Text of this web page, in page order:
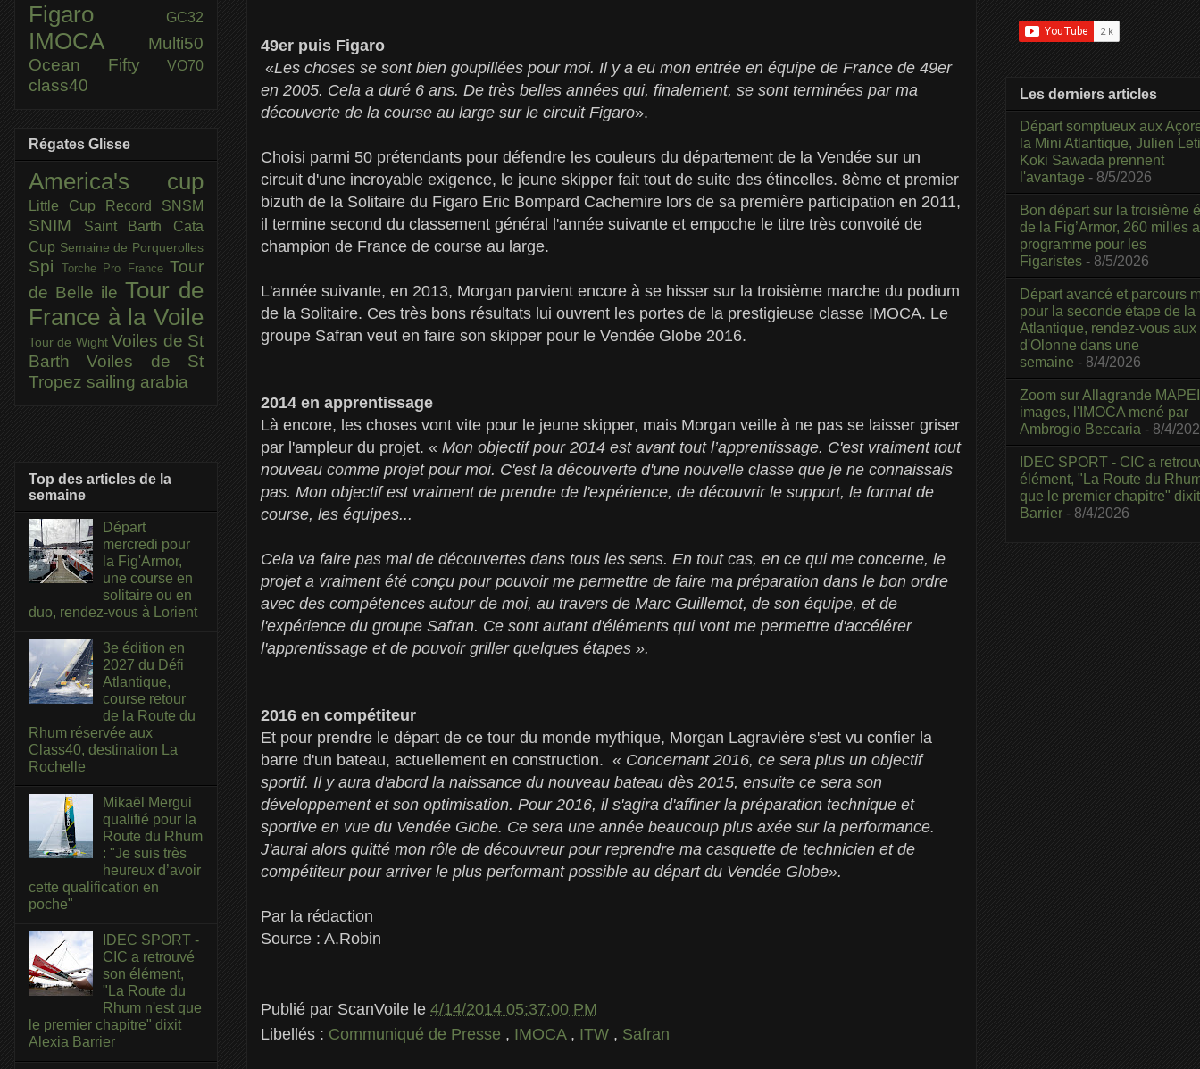
49er puis Figaro
«Les choses se sont bien goupillées pour moi. Il y a eu mon entrée en équipe de France de 49er
en 2005. Cela a duré 6 ans. De très belles années qui, finalement, se sont terminées par ma
découverte de la course au large sur le circuit Figaro».
Choisi parmi 50 prétendants pour défendre les couleurs du département de la Vendée sur un
circuit d'une incroyable exigence, le jeune skipper fait tout de suite des étincelles. 8ème et premier
bizuth de la Solitaire du Figaro Eric Bompard Cachemire lors de sa première participation en 2011,
il termine second du classement général l'année suivante et empoche le titre très convoité de
champion de France de course au large.
L'année suivante, en 2013, Morgan parvient encore à se hisser sur la troisième marche du podium
de la Solitaire. Ces très bons résultats lui ouvrent les portes de la prestigieuse classe IMOCA. Le
groupe Safran veut en faire son skipper pour le Vendée Globe 2016.
2014 en apprentissage
Là encore, les choses vont vite pour le jeune skipper, mais Morgan veille à ne pas se laisser griser
par l'ampleur du projet. « Mon objectif pour 2014 est avant tout l’apprentissage. C'est vraiment tout
nouveau comme projet pour moi. C'est la découverte d'une nouvelle classe que je ne connaissais
pas. Mon objectif est vraiment de prendre de l'expérience, de découvrir le support, le format de
course, les équipes...
Cela va faire pas mal de découvertes dans tous les sens. En tout cas, en ce qui me concerne, le
projet a vraiment été conçu pour pouvoir me permettre de faire ma préparation dans le bon ordre
avec des compétences autour de moi, au travers de Marc Guillemot, de son équipe, et de
l'expérience du groupe Safran. Ce sont autant d'éléments qui vont me permettre d'accélérer
l'apprentissage et de pouvoir griller quelques étapes ».
2016 en compétiteur
Et pour prendre le départ de ce tour du monde mythique, Morgan Lagravière s'est vu confier la
barre d'un bateau, actuellement en construction. « Concernant 2016, ce sera plus un objectif
sportif. Il y aura d'abord la naissance du nouveau bateau dès 2015, ensuite ce sera son
développement et son optimisation. Pour 2016, il s'agira d'affiner la préparation technique et
sportive en vue du Vendée Globe. Ce sera une année beaucoup plus axée sur la performance.
J'aurai alors quitté mon rôle de découvreur pour reprendre ma casquette de technicien et de
compétiteur pour arriver le plus performant possible au départ du Vendée Globe».
Par la rédaction
Source : A.Robin
Publié par ScanVoile le 4/14/2014 05:37:00 PM
Libellés : Communiqué de Presse , IMOCA , ITW , Safran
Figaro GC32
IMOCA
Multi50
Ocean Fifty
VO70
class40
Régates Glisse
America's cup
Little Cup Record SNSM
SNIM
Saint Barth Cata
Cup Semaine de Porquerolles
Spi Torche Pro France Tour
de Belle ile Tour de
France à la Voile
Tour de Wight Voiles de St
BarthVoiles de St
Tropez sailing arabia
Top des articles de la
semaine
Départ
mercredi pour
la Fig'Armor,
une course en
solitaire ou en
duo, rendez-vous à Lorient
3e édition en
2027 du Défi
Atlantique,
course retour
de la Route du
Rhum réservée aux
Class40, destination La
Rochelle
Mikaël Mergui
qualifié pour la
Route du Rhum
: "Je suis très
heureux d’avoir
cette qualification en
poche"
IDEC SPORT -
CIC a retrouvé
son élément,
"La Route du
Rhum n'est que
le premier chapitre" dixit
Alexia Barrier
Les derniers articles
Départ somptueux aux
la Mini Atlantique, Julien
Koki Sawada prennent
l'avantage - 8/5/2026
Bon départ sur la troisième
de la Fig’Armor, 260 milles
programme pour les
Figaristes - 8/5/2026
Départ avancé et parcours
pour la seconde étape de la
Atlantique, rendez-vous
d'Olonne dans une
semaine - 8/4/2026
Zoom sur Allagrande
images, l'IMOCA mené par
Ambrogio Beccaria - 8/4/
IDEC SPORT - CIC a
élément, "La Route du
que le premier chapitre"
Barrier - 8/4/2026